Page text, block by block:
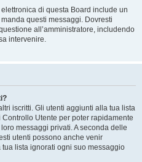
di questa Board include un
questi messaggi. Dovresti
all’amministratore, includendo
intervenire.
iscritti. Gli utenti aggiunti alla tua lista
Utente per poter rapidamente
messaggi privati. A seconda delle
utenti possono anche venir
lista ignorati ogni suo messaggio